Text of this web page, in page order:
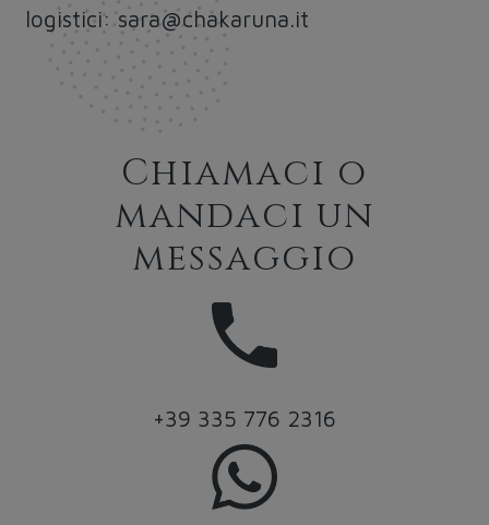
logistici: sara@chakaruna.it
Chiamaci o
mandaci un
messaggio
+39 335 776 2316